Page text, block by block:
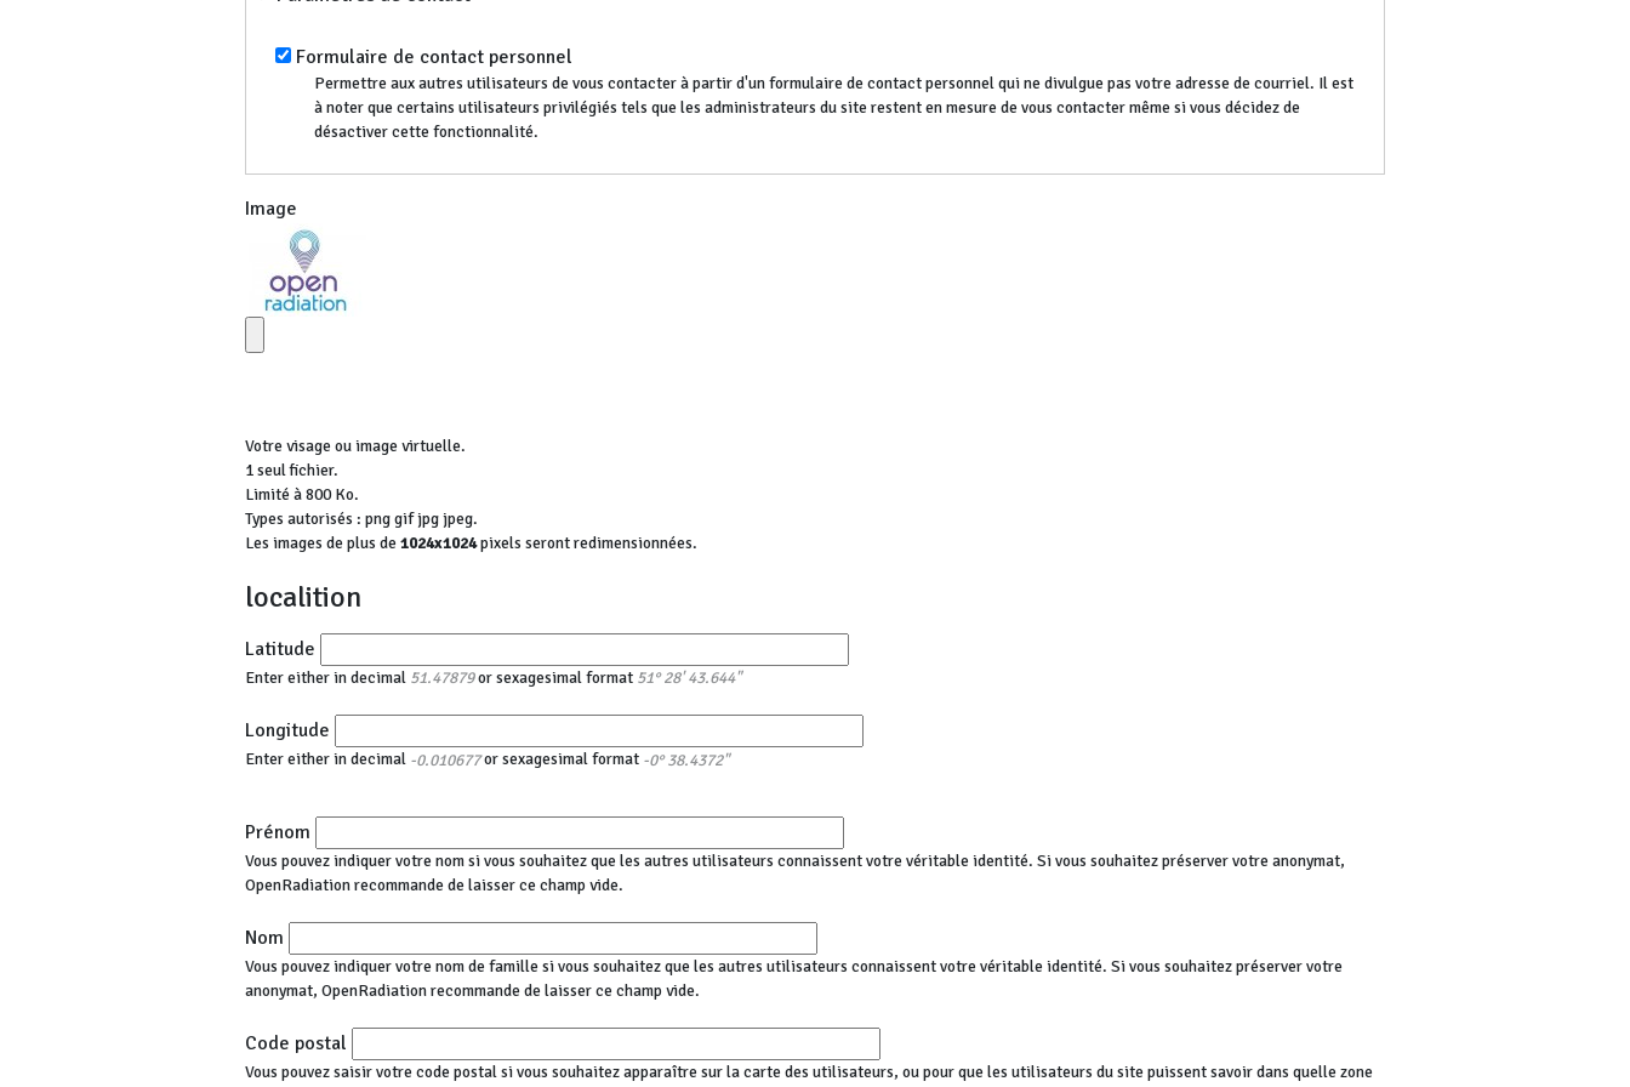
Formulaire de contact personnel
Permettre aux autres utilisateurs de vous contacter à partir d'un formulaire de contact personnel qui ne divulgue pas votre adresse de courriel. Il est
à noter que certains utilisateurs privilégiés tels que les administrateurs du site restent en mesure de vous contacter même si vous décidez de
désactiver cette fonctionnalité.
Image
Votre visage ou image virtuelle.
1 seul fichier.
Limité à 800 Ko.
Types autorisés : png gif jpg jpeg.
Les images de plus de 1024x1024pixels seront redimensionnées.
localition
Latitude
Enter either in decimal 51.47879or sexagesimal format 51° 28' 43.644"
Longitude
Enter either in decimal -0.010677or sexagesimal format -0° 38.4372"
Prénom
Vous pouvez indiquer votre nom si vous souhaitez que les autres utilisateurs connaissent votre véritable identité. Si vous souhaitez préserver votre anonymat,
OpenRadiation recommande de laisser ce champ vide.
Nom
Vous pouvez indiquer votre nom de famille si vous souhaitez que les autres utilisateurs connaissent votre véritable identité. Si vous souhaitez préserver votre
anonymat, OpenRadiation recommande de laisser ce champ vide.
Code postal
Vous pouvez saisir votre code postal si vous souhaitez apparaître sur la carte des utilisateurs, ou pour que les utilisateurs du site puissent savoir dans quelle zone